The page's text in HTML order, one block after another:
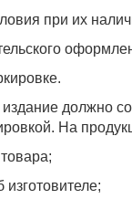
при их
должно
На